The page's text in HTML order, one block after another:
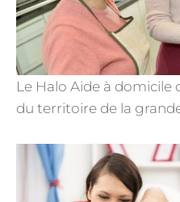
Le Halo Aide à domicile
du territoire de la